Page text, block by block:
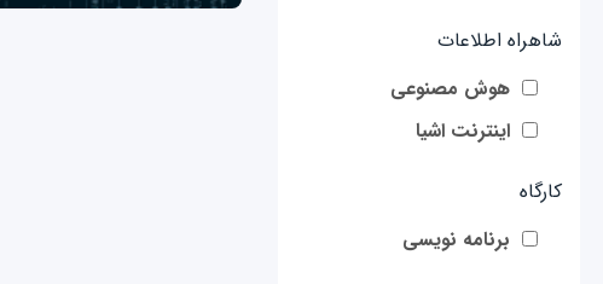
شاهراه اطلاعات
هوش مصنوعی
اینترنت اشیا
کارگاه
برنامه نویسی